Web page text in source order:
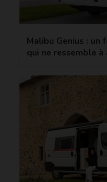
Malibu Genius : un
qui ne ressemble à